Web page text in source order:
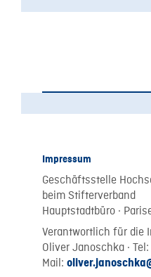
Impressum
Geschäftsstelle
beim Stifterverband
Hauptstadtbüro ·
Verantwortlich für die
Oliver Janoschka ·
Mail: